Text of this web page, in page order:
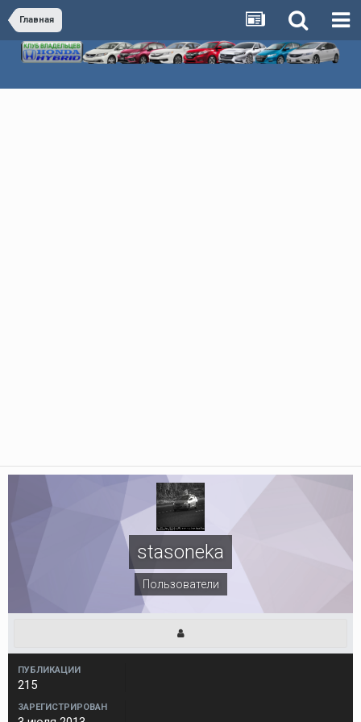
Главная
stasoneka
Пользователи
ПУБЛИКАЦИИ
215
ЗАРЕГИСТРИРОВАН